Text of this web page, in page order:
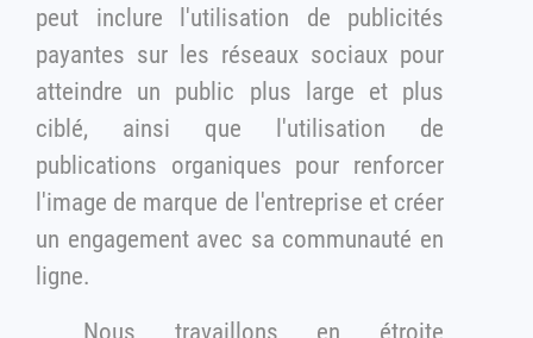
peut inclure l'utilisation de publicités
payantes sur les réseaux sociaux pour
atteindre un public plus large et plus
ciblé, ainsi que l'utilisation de
publications organiques pour renforcer
l'image de marque de l'entreprise et créer
un engagement avec sa communauté en
ligne.
Nous travaillons en étroite